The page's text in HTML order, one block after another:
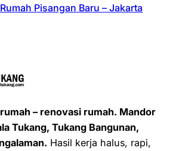
Pisangan Baru – Jakarta
– renovasi rumah. Mandor
Tukang, Tukang Bangunan,
Hasil kerja halus, rapi,